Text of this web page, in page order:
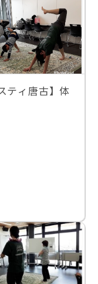
ティ唐古】体